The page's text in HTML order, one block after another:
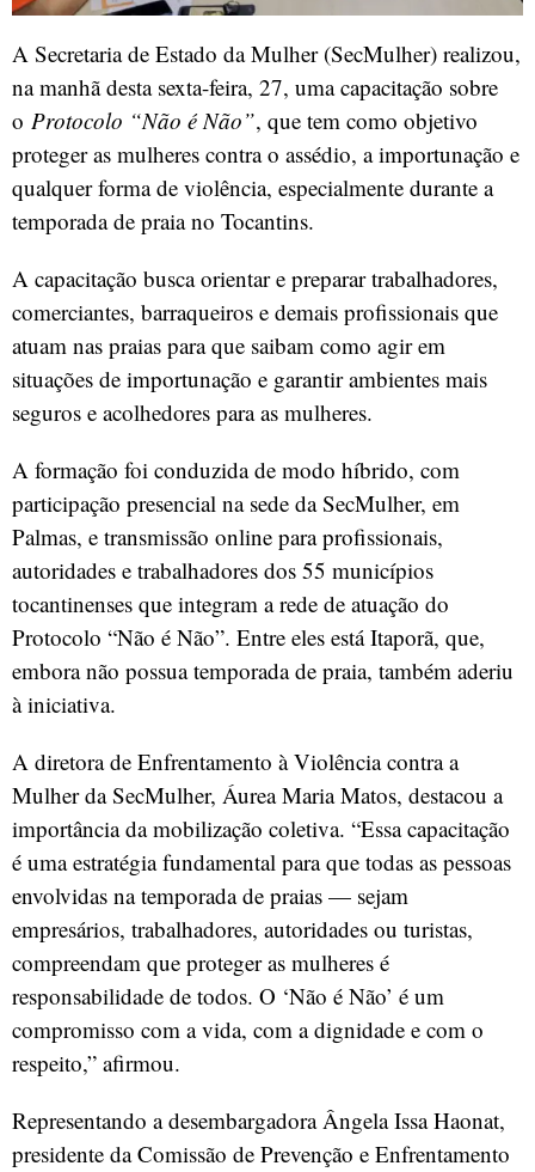
A Secretaria de Estado da Mulher (SecMulher) realizou,
na manhã desta sexta-feira, 27, uma capacitação sobre
o Protocolo “Não é Não”, que tem como objetivo
proteger as mulheres contra o assédio, a importunação e
qualquer forma de violência, especialmente durante a
temporada de praia no Tocantins.
A capacitação busca orientar e preparar trabalhadores,
comerciantes, barraqueiros e demais profissionais que
atuam nas praias para que saibam como agir em
situações de importunação e garantir ambientes mais
seguros e acolhedores para as mulheres.
A formação foi conduzida de modo híbrido, com
participação presencial na sede da SecMulher, em
Palmas, e transmissão online para profissionais,
autoridades e trabalhadores dos 55 municípios
tocantinenses que integram a rede de atuação do
Protocolo “Não é Não”. Entre eles está Itaporã, que,
embora não possua temporada de praia, também aderiu
à iniciativa.
A diretora de Enfrentamento à Violência contra a
Mulher da SecMulher, Áurea Maria Matos, destacou a
importância da mobilização coletiva. “Essa capacitação
é uma estratégia fundamental para que todas as pessoas
envolvidas na temporada de praias — sejam
empresários, trabalhadores, autoridades ou turistas,
compreendam que proteger as mulheres é
responsabilidade de todos. O ‘Não é Não’ é um
compromisso com a vida, com a dignidade e com o
respeito,” afirmou.
Representando a desembargadora Ângela Issa Haonat,
presidente da Comissão de Prevenção e Enfrentamento